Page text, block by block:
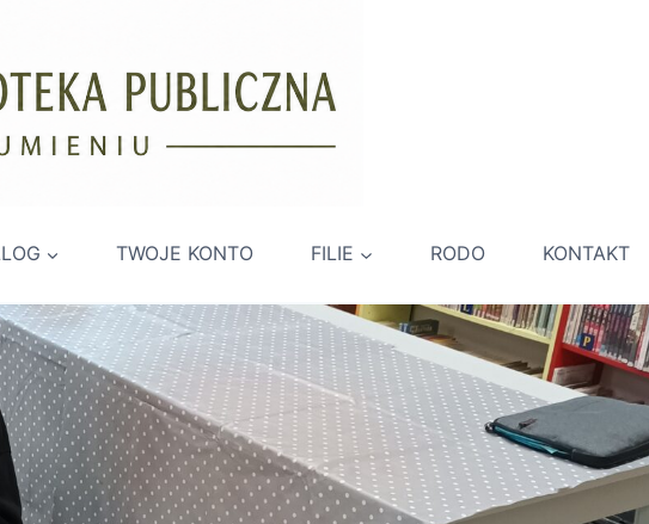
TWOJE KONTO FILIE RODO KONTAKT